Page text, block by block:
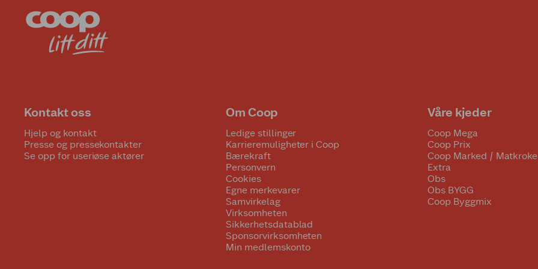
Kontakt oss
Hjelp og kontakt
Presse og pressekontakter
Se opp for useriøse aktører
Om Coop
Ledige stillinger
Karrieremuligheter i Coop
Bærekraft
Personvern
Cookies
Egne merkevarer
Samvirkelag
Virksomheten
Sikkerhetsdatablad
Sponsorvirksomheten
Min medlemskonto
Våre kjeder
Coop Mega
Coop Prix
Coop Marked /
Extra
Obs
Obs BYGG
Coop Byggmix